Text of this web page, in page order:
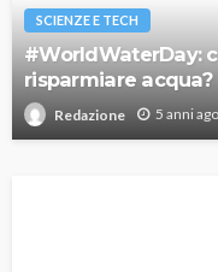
SCIENZE E TECH
#WorldWaterDay:
risparmiare acqua?
Redazione 5 anni ago